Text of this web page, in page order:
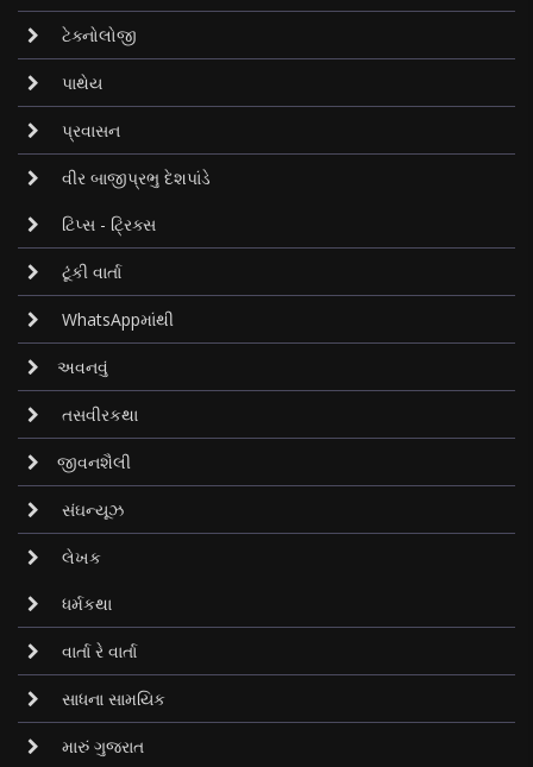
ટેક્નોલોજી
પાથેય
પ્રવાસન
વીર બાજીપ્રભુ દેશપાંડે
ટિપ્સ - ટ્રિક્સ
ટૂંકી વાર્તા
WhatsAppમાંથી
અવનવું
તસવીરકથા
જીવનશૈલી
સંઘન્યૂઝ
લેખક
ધર્મકથા
વાર્તા રે વાર્તા
સાધના સામયિક
મારું ગુજરાત